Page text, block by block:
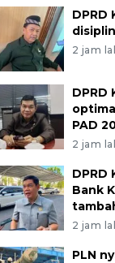
DPRD
2 jam
DPRD
PAD
2 jam
DPRD
Bank
2 jam
PLN